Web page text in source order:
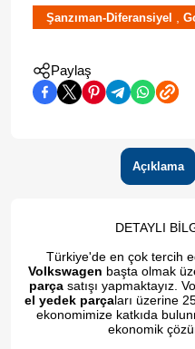
Şanzıman-Diferansiyel
Paylaş
Açıklama
DETAYLI
Türkiye'de en çok tercih
Volkswagen başta olmak
parçasatışı yapmaktayız.
el yedek parçaları üzerine
ekonomimize katkıda
ekonomik